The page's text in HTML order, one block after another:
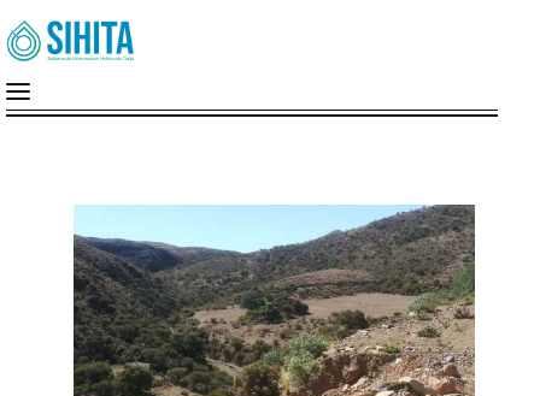
Nosotros
Cuenca Del Guadalquivir
MiMonitor